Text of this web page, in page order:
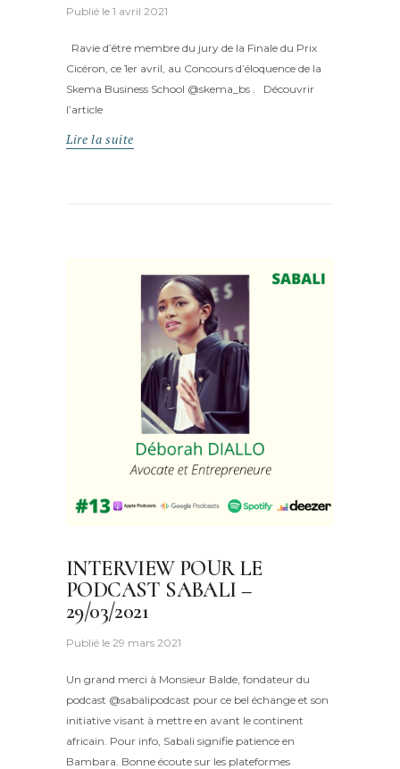
Publié le 1 avril 2021
Ravie d’être membre du jury de la Finale du Prix
Cicéron, ce 1er avril, au Concours d’éloquence de la
Skema Business School @skema_bs . Découvrir
l’article
Lire la suite
INTERVIEW POUR LE
PODCAST SABALI –
29/03/2021
Publié le 29 mars 2021
Un grand merci à Monsieur Balde, fondateur du
podcast @sabalipodcast pour ce bel échange et son
initiative visant à mettre en avant le continent
africain. Pour info, Sabali signifie patience en
Bambara. Bonne écoute sur les plateformes